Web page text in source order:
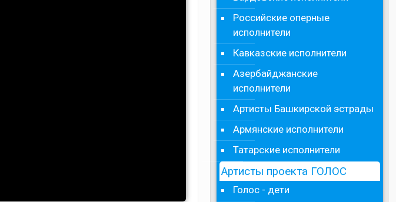
Российские оперные
исполнители
Кавказские исполнители
Азербайджанские
исполнители
Артисты Башкирской эстрады
Армянские исполнители
Татарские исполнители
Артисты проекта ГОЛОС
Голос - дети